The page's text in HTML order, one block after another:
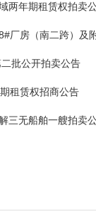
两年期租赁权拍卖
跨）及附属设施3年期租赁
批公开拍卖公告
租赁权招商公告
三无船舶一艘拍卖